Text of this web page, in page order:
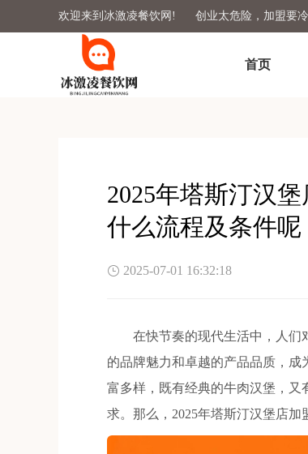
欢迎来到冰激凌餐饮网! 创业太危险，加盟要冷
首页
2025年塔斯汀汉
什么流程及条件呢
2025-07-01 16:32:18
在快节奏的现代生活中，人们
的品牌魅力和卓越的产品品质，
富多样，既有经典的牛肉汉堡，
求。那么，2025年塔斯汀汉堡店加